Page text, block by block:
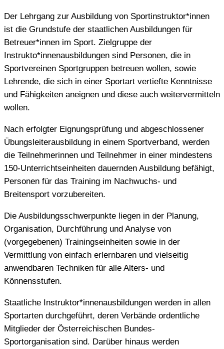
Der Lehrgang zur Ausbildung von Sportinstruktor*innen
ist die Grundstufe der staatlichen Ausbildungen für
Betreuer*innen im Sport. Zielgruppe der
Instrukto*innenausbildungen sind Personen, die in
Sportvereinen Sportgruppen betreuen wollen, sowie
Lehrende, die sich in einer Sportart vertiefte Kenntnisse
und Fähigkeiten aneignen und diese auch weitervermitteln
wollen.
Nach erfolgter Eignungsprüfung und abgeschlossener
Übungsleiterausbildung in einem Sportverband, werden
die Teilnehmerinnen und Teilnehmer in einer mindestens
150-Unterrichtseinheiten dauernden Ausbildung befähigt,
Personen für das Training im Nachwuchs- und
Breitensport vorzubereiten.
Die Ausbildungsschwerpunkte liegen in der Planung,
Organisation, Durchführung und Analyse von
(vorgegebenen) Trainingseinheiten sowie in der
Vermittlung von einfach erlernbaren und vielseitig
anwendbaren Techniken für alle Alters- und
Könnensstufen.
Staatliche Instruktor*innenausbildungen werden in allen
Sportarten durchgeführt, deren Verbände ordentliche
Mitglieder der Österreichischen Bundes-
Sportorganisation sind. Darüber hinaus werden